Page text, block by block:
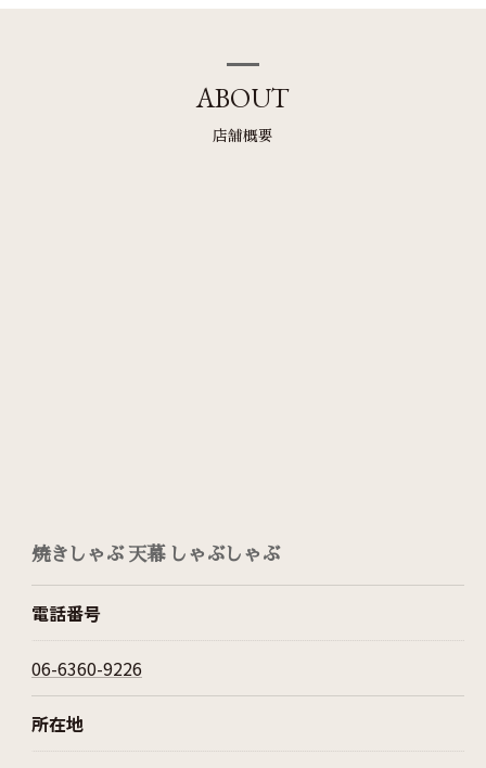
店舗概要
ABOUT
焼きしゃぶ 天幕 しゃぶしゃぶ
電話番号
06-6360-9226
所在地